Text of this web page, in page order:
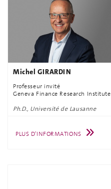
Michel GIRARDIN
Professeur invité
Geneva Finance Research Institute
Ph.D., Université de Lausanne
PLUS D'INFORMATIONS